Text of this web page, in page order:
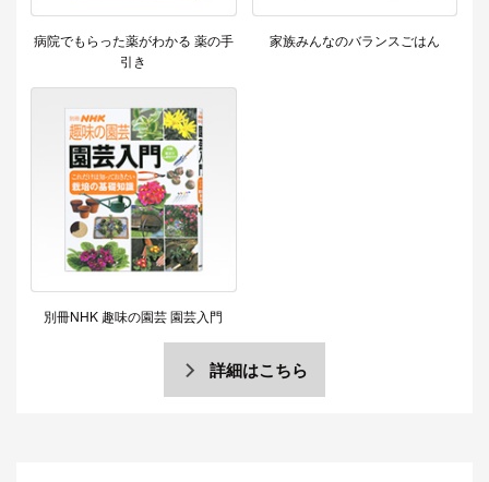
病院でもらった薬がわかる 薬の手
引き
家族みんなのバランスごはん
別冊NHK 趣味の園芸 園芸入門
詳細はこちら